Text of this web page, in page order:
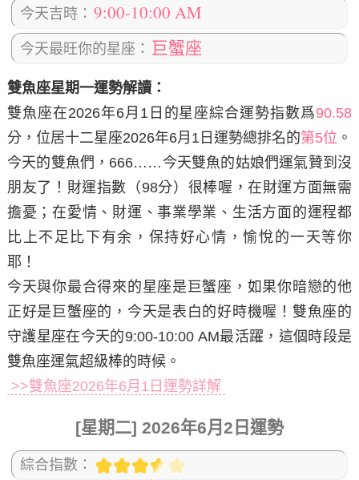
今天吉時： 9:00-10:00 AM
今天最旺你的星座： 巨蟹座
雙魚座星期一運勢解讀：
雙魚座在2026年6月1日 的星座綜合運勢指數爲90.58
分，位居十二星座2026年6月1日運勢總排名的第5位 。
今天的雙魚們，666……今天雙魚的姑娘們運氣贊到沒
朋友了！財運指數（98分）很棒喔，在財運方面無需
擔憂；在愛情、財運、事業學業、生活方面的運程都
比上不足比下有余，保持好心情，愉悅的一天等你
耶！
今天與你最合得來的星座是巨蟹座，如果你暗戀的他
正好是巨蟹座的，今天是表白的好時機喔！雙魚座的
守護星座在今天的9:00-10:00 AM最活躍，這個時段是
雙魚座運氣超級棒的時候。
>>雙魚座2026年6月1日運勢詳解
[星期二] 2026年6月2日運勢
綜合指數：